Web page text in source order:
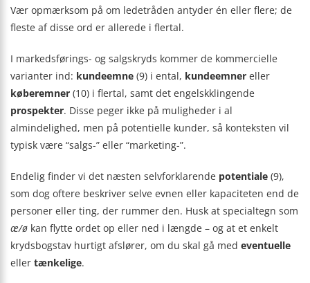
Vær opmærksom på om ledetråden antyder én eller flere; de
fleste af disse ord er allerede i flertal.
I markedsførings- og salgskryds kommer de kommercielle
varianter ind: kundeemne (9) i ental, kundeemner eller
køberemner (10) i flertal, samt det engelskklingende
prospekter. Disse peger ikke på muligheder i al
almindelighed, men på potentielle kunder, så konteksten vil
typisk være “salgs-” eller “marketing-”.
Endelig finder vi det næsten selvforklarende potentiale (9),
som dog oftere beskriver selve evnen eller kapaciteten end de
personer eller ting, der rummer den. Husk at specialtegn som
æ/ø kan flytte ordet op eller ned i længde – og at et enkelt
krydsbogstav hurtigt afslører, om du skal gå med eventuelle
eller tænkelige.